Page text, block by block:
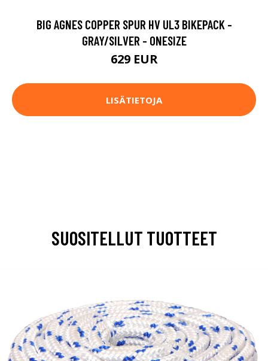
BIG AGNES COPPER SPUR HV UL3 BIKEPACK -
GRAY/SILVER - ONESIZE
629 EUR
LISÄTIETOJA
SUOSITELLUT TUOTTEET